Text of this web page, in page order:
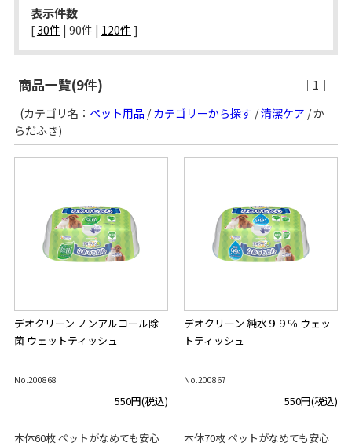
表示件数
[ 30件 | 90件 | 120件 ]
商品一覧(9件)
｜1｜
(カテゴリ名： ペット用品 /カテゴリーから探す /清潔ケア / か
らだふき)
デオクリーン ノンアルコール除
菌 ウェットティッシュ
No.200868
550円(税込)
本体60枚 ペットがなめても安心
デオクリーン 純水９９％ ウェッ
トティッシュ
No.200867
550円(税込)
本体70枚 ペットがなめても安心